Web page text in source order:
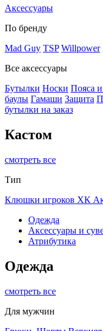
Аксессуары
По бренду
Mad Guy TSP Willpower
Все аксессуары
Бутылки Носки Пояса
баулы Гамаши Защита
бутылки на заказ
Кастом
смотреть все
Тип
Клюшки игроков ХК
Одежда
Аксессуары и
Атрибутика
Одежда
смотреть все
Для мужчин